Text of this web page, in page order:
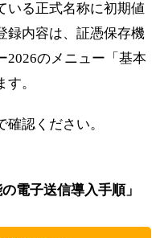
いる正式名称に初期値
録内容は、証憑保存機
2026のメニュー「基本
。
認ください。
電子送信導入手順」